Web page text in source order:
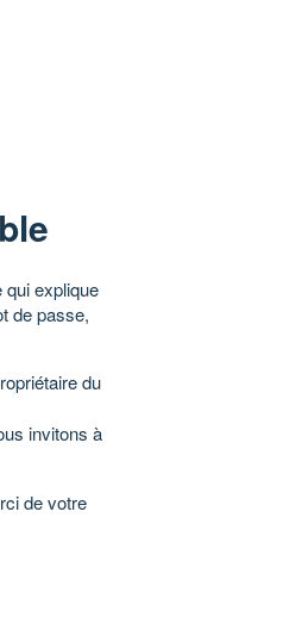
qui explique
de passe,
du
invitons à
de votre